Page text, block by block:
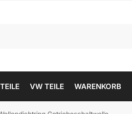
VW TEILE WARENKORB